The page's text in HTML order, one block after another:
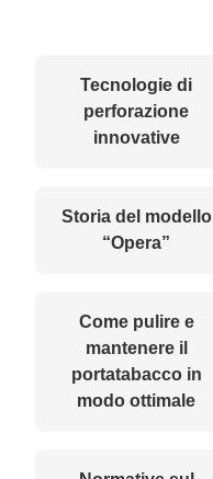
Tecnologie di
perforazione
innovative
Storia del modello
“Opera”
Come pulire e
mantenere il
portatabacco in
modo ottimale